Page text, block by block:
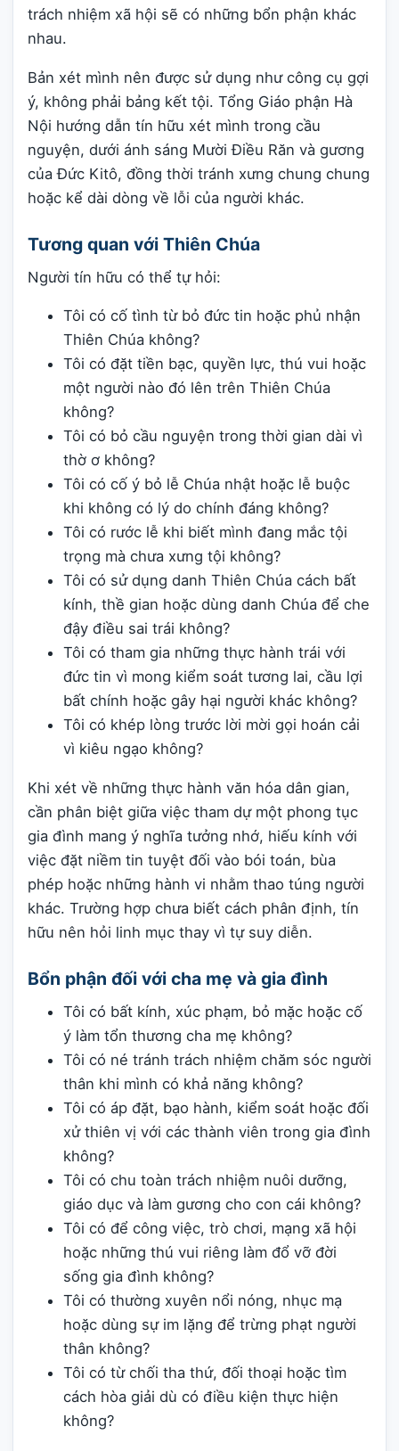
trách nhiệm xã hội sẽ có những bổn phận khác
nhau.
Bản xét mình nên được sử dụng như công cụ gợi
ý, không phải bảng kết tội. Tổng Giáo phận Hà
Nội hướng dẫn tín hữu xét mình trong cầu
nguyện, dưới ánh sáng Mười Điều Răn và gương
của Đức Kitô, đồng thời tránh xưng chung chung
hoặc kể dài dòng về lỗi của người khác.
Tương quan với Thiên Chúa
Người tín hữu có thể tự hỏi:
Tôi có cố tình từ bỏ đức tin hoặc phủ nhận
Thiên Chúa không?
Tôi có đặt tiền bạc, quyền lực, thú vui hoặc
một người nào đó lên trên Thiên Chúa
không?
Tôi có bỏ cầu nguyện trong thời gian dài vì
thờ ơ không?
Tôi có cố ý bỏ lễ Chúa nhật hoặc lễ buộc
khi không có lý do chính đáng không?
Tôi có rước lễ khi biết mình đang mắc tội
trọng mà chưa xưng tội không?
Tôi có sử dụng danh Thiên Chúa cách bất
kính, thề gian hoặc dùng danh Chúa để che
đậy điều sai trái không?
Tôi có tham gia những thực hành trái với
đức tin vì mong kiểm soát tương lai, cầu lợi
bất chính hoặc gây hại người khác không?
Tôi có khép lòng trước lời mời gọi hoán cải
vì kiêu ngạo không?
Khi xét về những thực hành văn hóa dân gian,
cần phân biệt giữa việc tham dự một phong tục
gia đình mang ý nghĩa tưởng nhớ, hiếu kính với
việc đặt niềm tin tuyệt đối vào bói toán, bùa
phép hoặc những hành vi nhằm thao túng người
khác. Trường hợp chưa biết cách phân định, tín
hữu nên hỏi linh mục thay vì tự suy diễn.
Bổn phận đối với cha mẹ và gia đình
Tôi có bất kính, xúc phạm, bỏ mặc hoặc cố
ý làm tổn thương cha mẹ không?
Tôi có né tránh trách nhiệm chăm sóc người
thân khi mình có khả năng không?
Tôi có áp đặt, bạo hành, kiểm soát hoặc đối
xử thiên vị với các thành viên trong gia đình
không?
Tôi có chu toàn trách nhiệm nuôi dưỡng,
giáo dục và làm gương cho con cái không?
Tôi có để công việc, trò chơi, mạng xã hội
hoặc những thú vui riêng làm đổ vỡ đời
sống gia đình không?
Tôi có thường xuyên nổi nóng, nhục mạ
hoặc dùng sự im lặng để trừng phạt người
thân không?
Tôi có từ chối tha thứ, đối thoại hoặc tìm
cách hòa giải dù có điều kiện thực hiện
không?